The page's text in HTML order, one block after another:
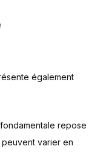
également
repose
varier en